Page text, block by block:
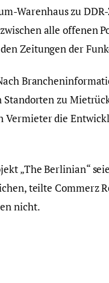
Warenhaus zu
alle offenen
Zeitungen der
zu
Vermieter die
„The Berlinian“
teilte Commerz
nicht.